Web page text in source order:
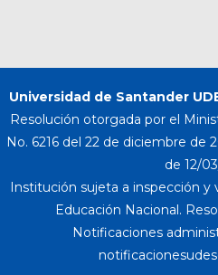
Universidad de Santander
Resolución otorgada por el
No. 6216 del 22 de diciembre de
de 12/
Institución sujeta a inspección y
Educación Nacional.
Notificaciones